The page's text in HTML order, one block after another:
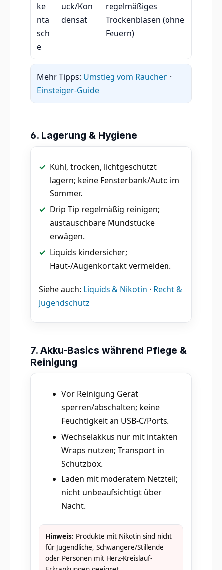
ke
nta
sch
e
uck/Kon
densat
regelmäßiges
Trockenblasen (ohne
Feuern)
Mehr Tipps: Umstieg vom Rauchen ·
Einsteiger-Guide
6. Lagerung & Hygiene
Kühl, trocken, lichtgeschützt
lagern; keine Fensterbank/Auto im
Sommer.
Drip Tip regelmäßig reinigen;
austauschbare Mundstücke
erwägen.
Liquids kindersicher;
Haut-/Augenkontakt vermeiden.
Siehe auch: Liquids & Nikotin · Recht &
Jugendschutz
7. Akku-Basics während Pflege &
Reinigung
Vor Reinigung Gerät
sperren/abschalten; keine
Feuchtigkeit an USB-C/Ports.
Wechselakkus nur mit intakten
Wraps nutzen; Transport in
Schutzbox.
Laden mit moderatem Netzteil;
nicht unbeaufsichtigt über
Nacht.
Hinweis: Produkte mit Nikotin sind nicht
für Jugendliche, Schwangere/Stillende
oder Personen mit Herz-Kreislauf-